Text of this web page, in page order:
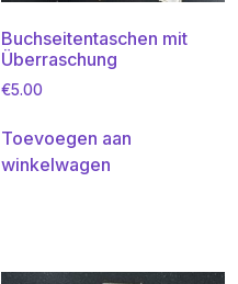
Buchseitentaschen mit
Überraschung
€5.00
Toevoegen aan
winkelwagen